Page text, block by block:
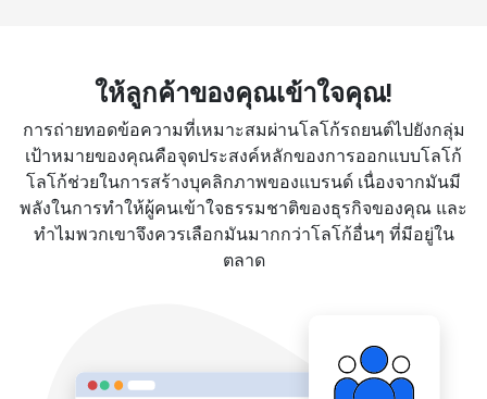
ให้ลูกค้าของคุณเข้าใจคุณ!
การถ่ายทอดข้อความที่เหมาะสมผ่านโลโก้รถยนต์ไปยังกลุ่ม
เป้าหมายของคุณคือจุดประสงค์หลักของการออกแบบโลโก้
โลโก้ช่วยในการสร้างบุคลิกภาพของแบรนด์ เนื่องจากมันมี
พลังในการทำให้ผู้คนเข้าใจธรรมชาติของธุรกิจของคุณ และ
ทำไมพวกเขาจึงควรเลือกมันมากกว่าโลโก้อื่นๆ ที่มีอยู่ใน
ตลาด